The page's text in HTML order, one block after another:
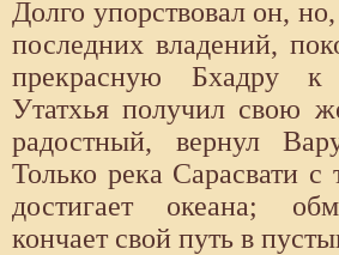
Долго упорствовал он,
последних владений,
прекрасную Бхадру
Утатхья получил свою
радостный, вернул
Только река Сарасвати
достигает океана;
кончает свой путь в